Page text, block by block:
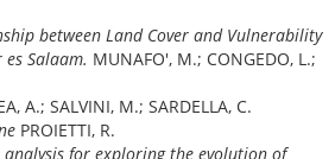
between Land Cover and Vulnerability
Salaam. MUNAFO', M.; CONGEDO, L.;
A.; SALVINI, M.; SARDELLA, C.
PROIETTI, R.
for exploring the evolution of